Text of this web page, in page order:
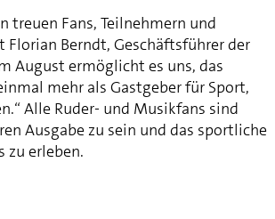
treuen Fans, Teilnehmern und
Florian Berndt, Geschäftsführer der
August ermöglicht es uns, das
mehr als Gastgeber für Sport,
Alle Ruder- und Musikfans sind
Ausgabe zu sein und das sportliche
erleben.